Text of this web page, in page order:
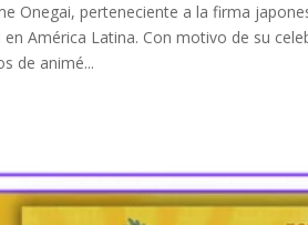
Onegai, perteneciente a la firma
América Latina. Con motivo de su
de animé...